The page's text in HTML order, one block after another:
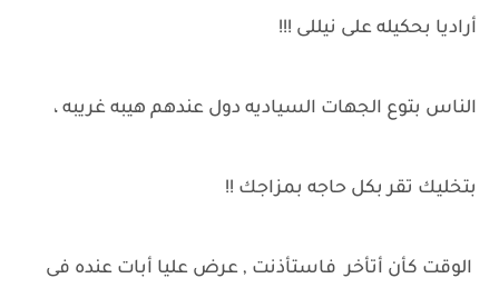
أراديا بحكيله على نيللى !!!
الناس بتوع الجهات السياديه دول عندهم هيبه غريبه ،
بتخليك تقر بكل حاجه بمزاجك !!
الوقت كأن أتأخر فاستأذنت , عرض عليا أبات عنده فى